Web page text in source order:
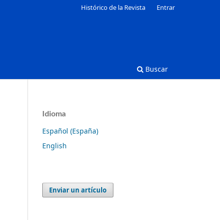
Buscar
Histórico de la Revista Entrar
Idioma
Español (España)
English
Enviar un artículo